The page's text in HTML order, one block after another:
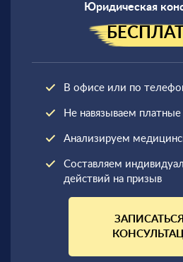
Юридическая
В офисе или по
Не навязываем платные
Анализируем
Составляем
действий на призыв